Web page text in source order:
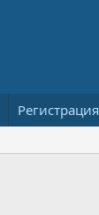
Регистрация